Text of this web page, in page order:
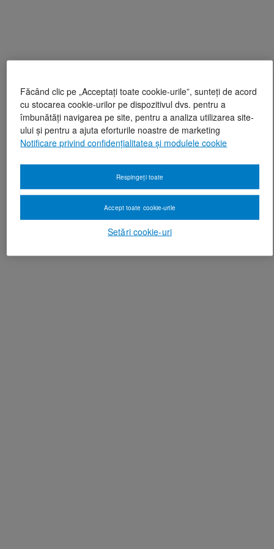
Făcând clic pe „Acceptați toate cookie-urile”, sunteți de acord
cu stocarea cookie-urilor pe dispozitivul dvs. pentru a
îmbunătăți navigarea pe site, pentru a analiza utilizarea site-
ului și pentru a ajuta eforturile noastre de marketing
Notificare privind confidențialitatea și modulele cookie
Setări cookie-uri
Respingeți toate
Accept toate cookie-urile